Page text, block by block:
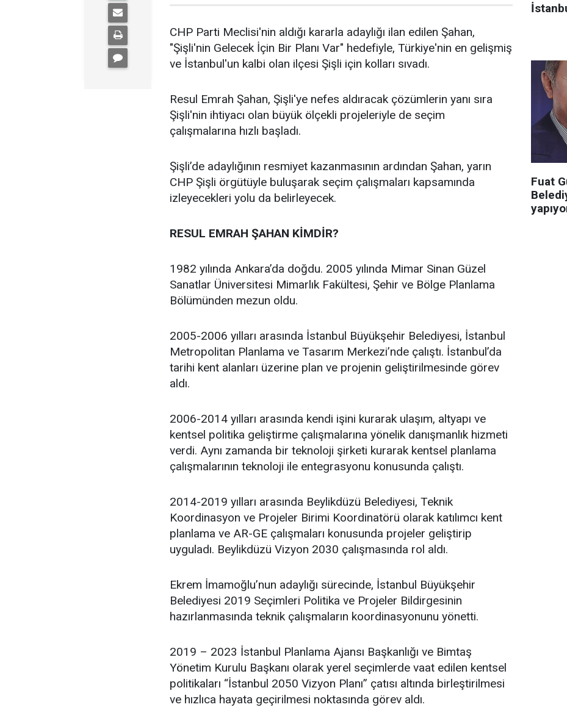
CHP Parti Meclisi'nin aldığı kararla adaylığı ilan edilen Şahan,
"Şişli'nin Gelecek İçin Bir Planı Var" hedefiyle, Türkiye'nin en gelişmiş
ve İstanbul'un kalbi olan ilçesi Şişli için kolları sıvadı.
Resul Emrah Şahan, Şişli'ye nefes aldıracak çözümlerin yanı sıra
Şişli'nin ihtiyacı olan büyük ölçekli projeleriyle de seçim
çalışmalarına hızlı başladı.
Şişli’de adaylığının resmiyet kazanmasının ardından Şahan, yarın
CHP Şişli örgütüyle buluşarak seçim çalışmaları kapsamında
izleyecekleri yolu da belirleyecek.
RESUL EMRAH ŞAHAN KİMDİR?
1982 yılında Ankara’da doğdu. 2005 yılında Mimar Sinan Güzel
Sanatlar Üniversitesi Mimarlık Fakültesi, Şehir ve Bölge Planlama
Bölümünden mezun oldu.
2005-2006 yılları arasında İstanbul Büyükşehir Belediyesi, İstanbul
Metropolitan Planlama ve Tasarım Merkezi’nde çalıştı. İstanbul’da
tarihi kent alanları üzerine plan ve projenin geliştirilmesinde görev
aldı.
2006-2014 yılları arasında kendi işini kurarak ulaşım, altyapı ve
kentsel politika geliştirme çalışmalarına yönelik danışmanlık hizmeti
verdi. Aynı zamanda bir teknoloji şirketi kurarak kentsel planlama
çalışmalarının teknoloji ile entegrasyonu konusunda çalıştı.
2014-2019 yılları arasında Beylikdüzü Belediyesi, Teknik
Koordinasyon ve Projeler Birimi Koordinatörü olarak katılımcı kent
planlama ve AR-GE çalışmaları konusunda projeler geliştirip
uyguladı. Beylikdüzü Vizyon 2030 çalışmasında rol aldı.
Ekrem İmamoğlu’nun adaylığı sürecinde, İstanbul Büyükşehir
Belediyesi 2019 Seçimleri Politika ve Projeler Bildirgesinin
hazırlanmasında teknik çalışmaların koordinasyonunu yönetti.
2019 – 2023 İstanbul Planlama Ajansı Başkanlığı ve Bimtaş
Yönetim Kurulu Başkanı olarak yerel seçimlerde vaat edilen kentsel
politikaları “İstanbul 2050 Vizyon Planı” çatısı altında birleştirilmesi
ve hızlıca hayata geçirilmesi noktasında görev aldı.
Fuat